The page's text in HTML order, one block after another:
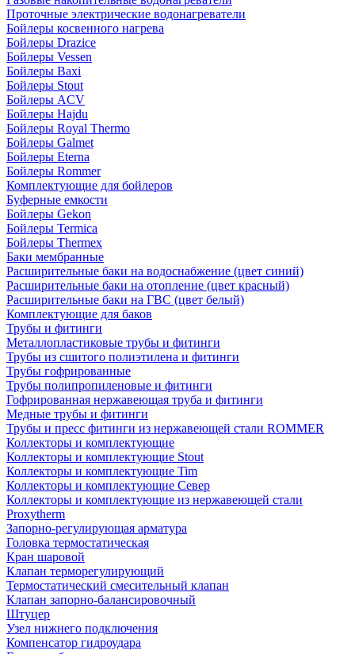
Проточные электрические водонагреватели
Бойлеры косвенного нагрева
Бойлеры Drazice
Бойлеры Vessen
Бойлеры Baxi
Бойлеры Stout
Бойлеры ACV
Бойлеры Hajdu
Бойлеры Royal Thermo
Бойлеры Galmet
Бойлеры Eterna
Бойлеры Rommer
Комплектующие для бойлеров
Буферные емкости
Бойлеры Gekon
Бойлеры Termica
Бойлеры Thermex
Баки мембранные
Расширительные баки на водоснабжение (цвет синий)
Расширительные баки на отопление (цвет красный)
Расширительные баки на ГВС (цвет белый)
Комплектующие для баков
Трубы и фитинги
Металлопластиковые трубы и фитинги
Трубы из сшитого полиэтилена и фитинги
Трубы гофрированные
Трубы полипропиленовые и фитинги
Гофрированная нержавеющая труба и фитинги
Медные трубы и фитинги
Трубы и пресс фитинги из нержавеющей стали ROMMER
Коллекторы и комплектующие
Коллекторы и комплектующие Stout
Коллекторы и комплектующие Tim
Коллекторы и комплектующие Север
Коллекторы и комплектующие из нержавеющей стали
Proxytherm
Запорно-регулирующая арматура
Головка термостатическая
Кран шаровой
Клапан терморегулирующий
Термостатический смесительный клапан
Клапан запорно-балансировочный
Штуцер
Узел нижнего подключения
Компенсатор гидроудара